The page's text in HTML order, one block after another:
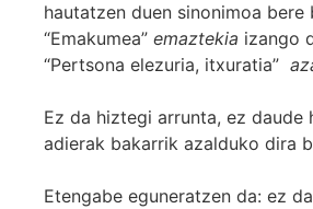
hautatzen duen sinonimoa
“Emakumea” emaztekia izango
“Pertsona elezuria, itxuratia”
Ez da hiztegi arrunta, ez
adierak bakarrik azalduko dira
Etengabe eguneratzen da: ez